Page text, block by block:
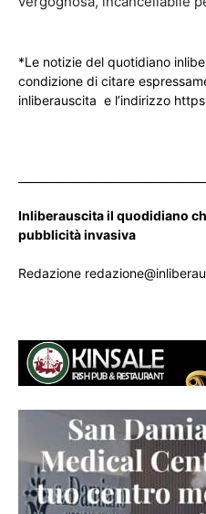
*Le notizie del quotidiano
condizione di citare
inliberauscita e l’indirizzo
Inliberauscita il quodidiano
pubblicità invasiva
Redazione